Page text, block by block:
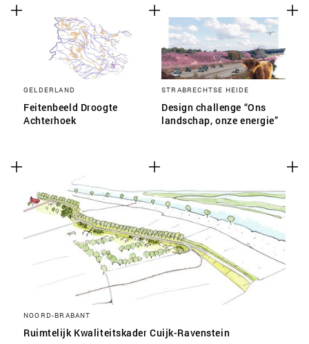
GELDERLAND
Feitenbeeld Droogte
Achterhoek
STRABRECHTSE HEIDE
Design challenge “Ons
landschap, onze energie”
NOORD-BRABANT
Ruimtelijk Kwaliteitskader Cuijk-Ravenstein